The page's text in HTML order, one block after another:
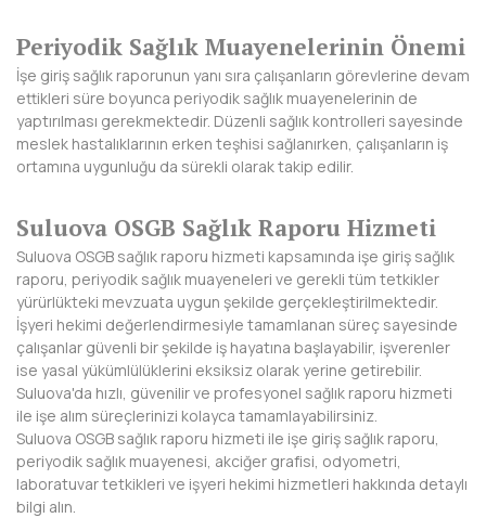
KIRIKKALE
KIRKLARELİ
KIRŞEHİR
KOCAELİ
KONYA
KÜTAHYA
MALATYA
MANİSA
MARDİN
MERSİN
MUĞLA
Periyodik Sağlık Muayenelerinin Önemi
İşe giriş sağlık raporunun yanı sıra çalışanların görevlerine devam
ettikleri süre boyunca periyodik sağlık muayenelerinin de
yaptırılması gerekmektedir. Düzenli sağlık kontrolleri sayesinde
meslek hastalıklarının erken teşhisi sağlanırken, çalışanların iş
ortamına uygunluğu da sürekli olarak takip edilir.
Suluova OSGB Sağlık Raporu Hizmeti
Suluova OSGB sağlık raporu hizmeti kapsamında işe giriş sağlık
raporu, periyodik sağlık muayeneleri ve gerekli tüm tetkikler
yürürlükteki mevzuata uygun şekilde gerçekleştirilmektedir.
İşyeri hekimi değerlendirmesiyle tamamlanan süreç sayesinde
çalışanlar güvenli bir şekilde iş hayatına başlayabilir, işverenler
ise yasal yükümlülüklerini eksiksiz olarak yerine getirebilir.
Suluova'da hızlı, güvenilir ve profesyonel sağlık raporu hizmeti
ile işe alım süreçlerinizi kolayca tamamlayabilirsiniz.
Suluova OSGB sağlık raporu hizmeti ile işe giriş sağlık raporu,
periyodik sağlık muayenesi, akciğer grafisi, odyometri,
laboratuvar tetkikleri ve işyeri hekimi hizmetleri hakkında detaylı
bilgi alın.